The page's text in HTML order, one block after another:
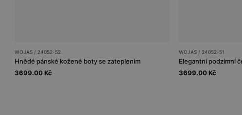
WOJAS / 24052-52
Hnědé pánské kožené boty se zateplením
3699.00 Kč
WOJAS / 24052-51
3699.00 Kč